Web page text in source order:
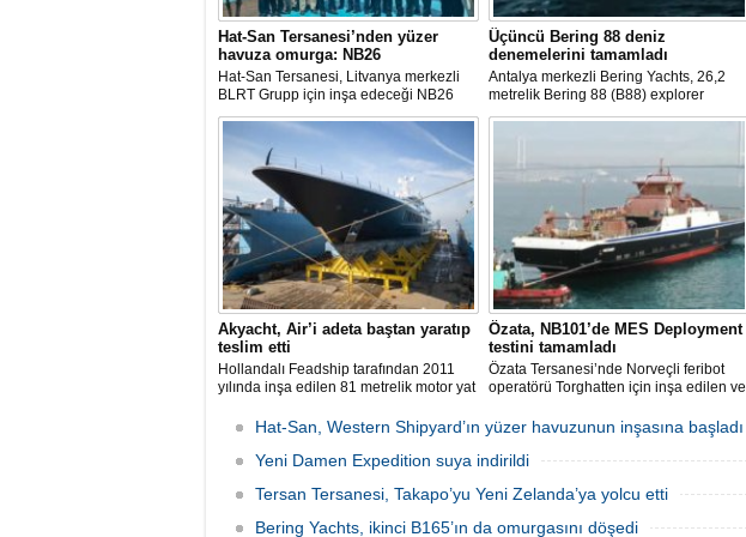
Hat-San Tersanesi’nden yüzer
havuza omurga: NB26
Hat-San Tersanesi, Litvanya merkezli
BLRT Grupp için inşa edeceği NB26
inşa numaralı yüzer havuzun omurga
yerleştirme törenini Yalova’daki
tersanesinde gerçekleştirdi.
Üçüncü Bering 88 deniz
denemelerini tamamladı
Antalya merkezli Bering Yachts, 26,2
metrelik Bering 88 (B88) explorer
serisinin üçüncü teknesinin ilk deniz
Akyacht, Air’i adeta baştan yaratıp
teslim etti
Hollandalı Feadship tarafından 2011
yılında inşa edilen 81 metrelik motor yat
tersanesindeki büyük refit (yenileme)
Özata, NB101’de MES Deployment
testini tamamladı
Özata Tersanesi’nde Norveçli feribot
operatörü Torghatten için inşa edilen ve
gemide gerçekleştirilen MES (Marine
Evacuation System) Deployment Testi
başarıyla tamamlandı.
Hat-San, Western Shipyard’ın yüzer havuzunun inşasına başladı
Yeni Damen Expedition suya indirildi
Tersan Tersanesi, Takapo’yu Yeni Zelanda’ya yolcu etti
Bering Yachts, ikinci B165’ın da omurgasını döşedi